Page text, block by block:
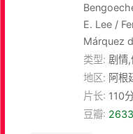
E. Lee /
Márquez
类型: 剧情
地区: 阿根
片长: 110
豆瓣: